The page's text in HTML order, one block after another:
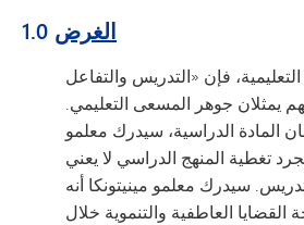
1.0 الغرض
فإن «التدريس والتفاعل
يمثلان جوهر المسعى التعليمي.
المادة الدراسية، سيدرك معلمو
تغطية المنهج الدراسي لا يعني
سيدرك معلمو مينيتونكا أنه
القضايا العاطفية والتنموية خلال